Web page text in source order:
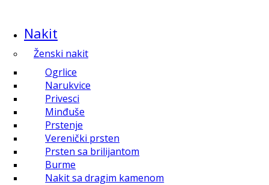
Nakit
Ženski nakit
Ogrlice
Narukvice
Privesci
Minđuše
Prstenje
Verenički prsten
Prsten sa brilijantom
Burme
Nakit sa dragim kamenom